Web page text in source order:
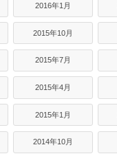
2016年1月
2015年10月
2015年7月
2015年4月
2015年1月
2014年10月